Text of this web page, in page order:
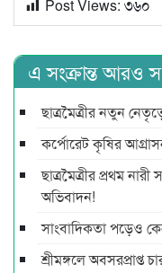
Post Views: ৩৬০
এ সংক্রান্ত আরও
ছাত্রমৈত্রীর নতুন
কর্পোরেট কৃষির
ছাত্রমৈত্রীর প্রথম
অ‌ভিবাদন!
সাংবাদিকতা পড়েও
শ্রীমঙ্গলে অবসরপ্রাপ্ত